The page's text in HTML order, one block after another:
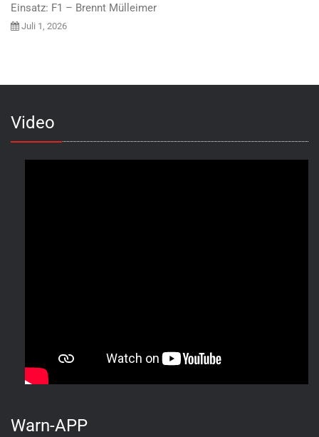
Einsatz: F1 – Brennt Mülleimer
Juli 1, 2026
Video
Warn-APP